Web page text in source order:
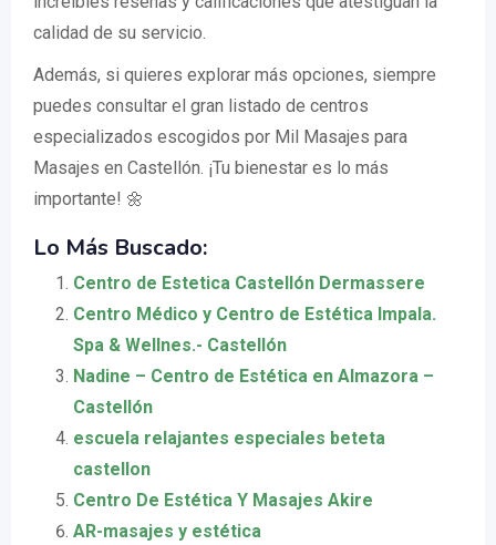
calidad de su servicio.
Además, si quieres explorar más opciones, siempre
puedes consultar el gran listado de centros
especializados escogidos por Mil Masajes para
Masajes en Castellón. ¡Tu bienestar es lo más
importante! 🌼
Lo Más Buscado:
Centro de Estetica Castellón Dermassere
Centro Médico y Centro de Estética Impala.
Spa & Wellnes.- Castellón
Nadine – Centro de Estética en Almazora –
Castellón
escuela relajantes especiales beteta
castellon
Centro De Estética Y Masajes Akire
AR-masajes y estética